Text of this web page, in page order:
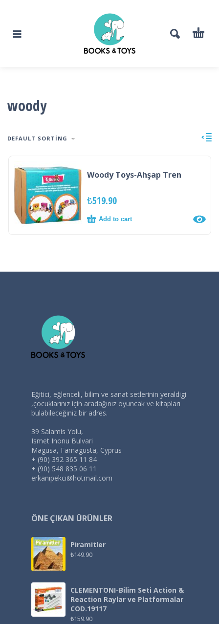
woody
DEFAULT SORTING
Woody Toys-Ahşap Tren
₺519.90
Add to cart
Eğitici, eğlenceli, bilim ve sanat setlerinin yeraldigi
,çocuklarınız için aradağınız oyuncak ve kitapları
bulabileceğiniz bir adres.
39 Salamis Yolu,
Ismet Inonu Bulvari
Magusa, Famagusta, Cyprus
+ (90) 392 365 11 84
+ (90) 548 835 06 11
erkanipekci@hotmail.com
ÖNE ÇIKAN ÜRÜNLER
Piramitler
₺149.90
CLEMENTONI-Bilim Seti Action &
Reaction Raylar ve Platformalar
COD.19117
₺159.90